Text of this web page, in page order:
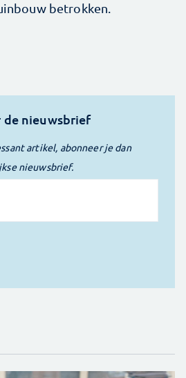
betrokken.
de nieuwsbrief
artikel, abonneer je dan
nieuwsbrief.